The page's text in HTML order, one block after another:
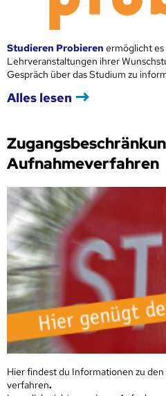
Studieren Probieren ermöglicht
Lehrveranstaltungen ihrer
Gespräch über das Studium zu
Alles lesen
Aufnahmeverfahren
Hier findest du Informationen zu
verfahren.